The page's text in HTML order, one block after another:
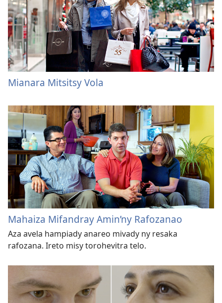
Mianara Mitsitsy Vola
Mahaiza Mifandray Amin’ny Rafozanao
Aza avela hampiady anareo mivady ny resaka
rafozana. Ireto misy torohevitra telo.